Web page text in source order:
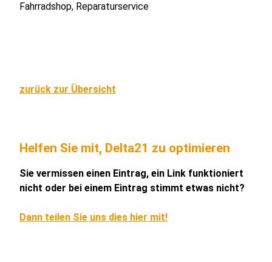
Fahrradshop, Reparaturservice
zurück zur Übersicht
Helfen Sie mit, Delta21 zu optimieren
Sie vermissen einen Eintrag, ein Link funktioniert
nicht oder bei einem Eintrag stimmt etwas nicht?
Dann teilen Sie uns dies hier mit!